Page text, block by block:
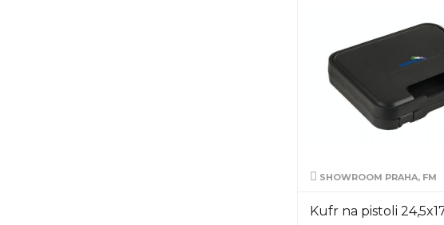
SHOWROOM PRAHA, FM
Kufr na pistoli